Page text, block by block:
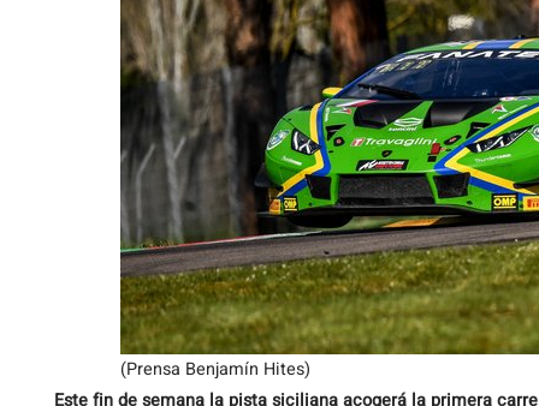
(Prensa Benjamín Hites)
Este fin de semana la pista siciliana acogerá la primera